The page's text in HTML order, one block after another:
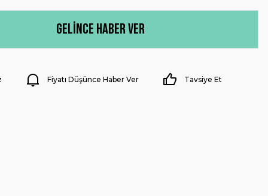
Gelince Haber Ver
Fiyatı Düşünce Haber Ver Tavsiye Et